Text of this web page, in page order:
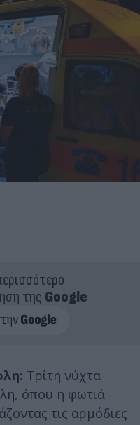
της Google
Τρίτη νύχτα
όπου η φωτιά
τις αρμόδιες